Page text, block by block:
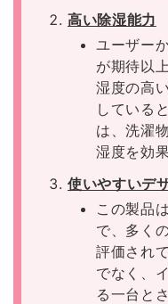
高い除湿能力
ユーザー
が期待以
湿度の高
している
は、洗濯
湿度を効
使いやすいデ
この製品
で、多く
評価され
でなく、
る一台と